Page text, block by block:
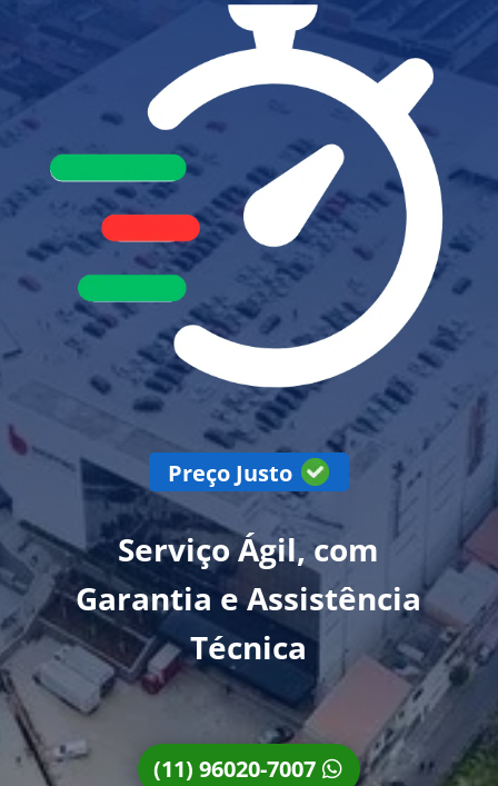
Preço Justo
Serviço Ágil, com
Garantia e Assistência
Técnica
(11) 96020-7007